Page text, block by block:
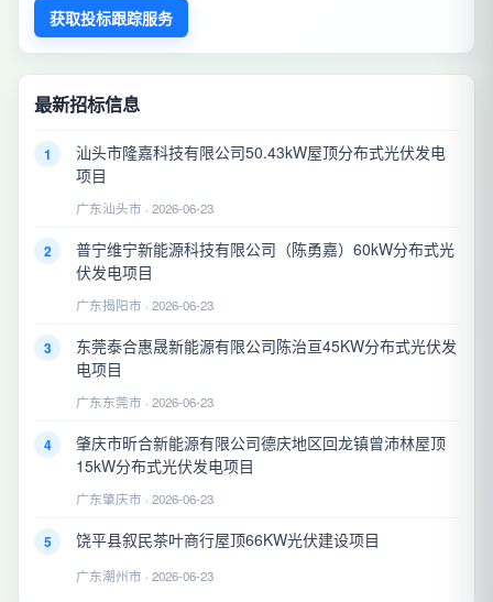
获取投标跟踪服务
最新招标信息
1
汕头市隆嘉科技有限公司50.43kW屋顶分布式光伏发电
项目
广东汕头市 · 2026-06-23
2
普宁维宁新能源科技有限公司（陈勇嘉）60kW分布式光
伏发电项目
广东揭阳市 · 2026-06-23
3
东莞泰合惠晟新能源有限公司陈治亘45KW分布式光伏发
电项目
广东东莞市 · 2026-06-23
4
肇庆市昕合新能源有限公司德庆地区回龙镇曾沛林屋顶
15kW分布式光伏发电项目
广东肇庆市 · 2026-06-23
5 饶平县叙民茶叶商行屋顶66KW光伏建设项目
广东潮州市 · 2026-06-23